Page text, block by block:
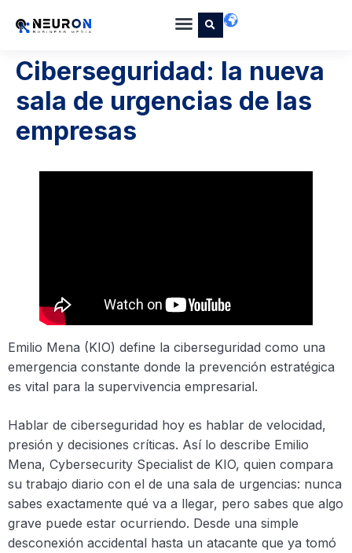
Ciberseguridad: la nueva
sala de urgencias de las
empresas
Emilio Mena (KIO) define la ciberseguridad como una
emergencia constante donde la prevención estratégica
es vital para la supervivencia empresarial.
Hablar de ciberseguridad hoy es hablar de velocidad,
presión y decisiones críticas. Así lo describe Emilio
Mena, Cybersecurity Specialist de KIO, quien compara
su trabajo diario con el de una sala de urgencias: nunca
sabes exactamente qué va a llegar, pero sabes que algo
grave puede estar ocurriendo. Desde una simple
desconexión accidental hasta un atacante que ya tomó